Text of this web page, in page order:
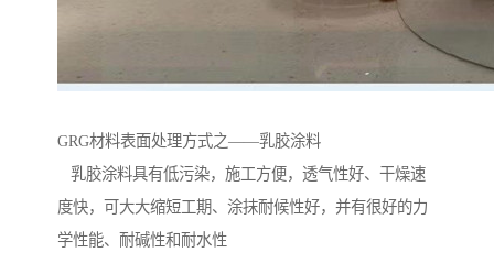
GRG材料表面处理方式之——乳胶涂料
乳胶涂料具有低污染，施工方便，透气性好、干燥速
度快，可大大缩短工期、涂抹耐候性好，并有很好的力
学性能、耐碱性和耐水性